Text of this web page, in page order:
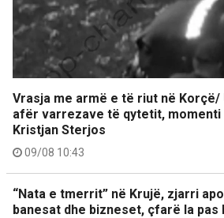
Vrasja me armë e të riut në Korçë/
afër varrezave të qytetit,
Kristjan Sterjos
09/08 10:43
“Nata e tmerrit” në Krujë, zjarri
banesat dhe bizneset, çfarë la